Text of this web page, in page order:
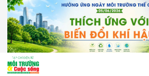
luận